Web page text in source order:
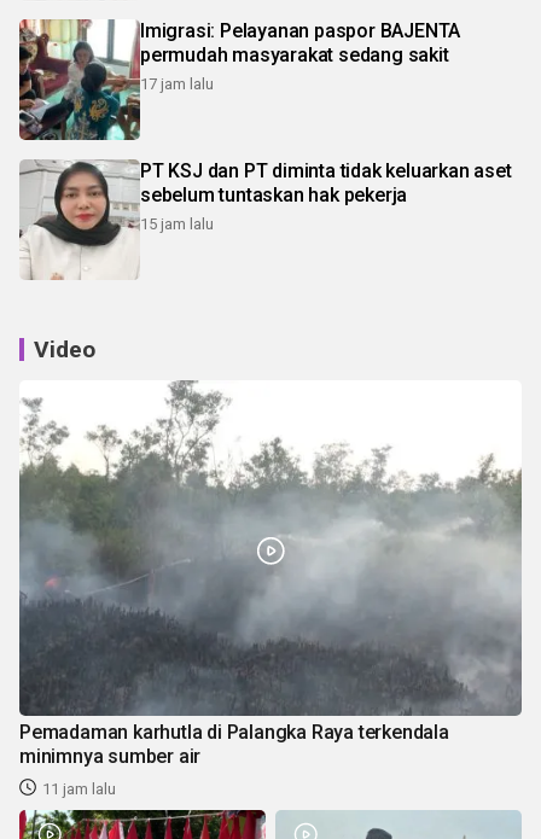
Imigrasi: Pelayanan paspor BAJENTA
permudah masyarakat sedang sakit
17 jam lalu
PT KSJ dan PT diminta tidak keluarkan aset
sebelum tuntaskan hak pekerja
15 jam lalu
Video
Pemadaman karhutla di Palangka Raya terkendala
minimnya sumber air
11 jam lalu